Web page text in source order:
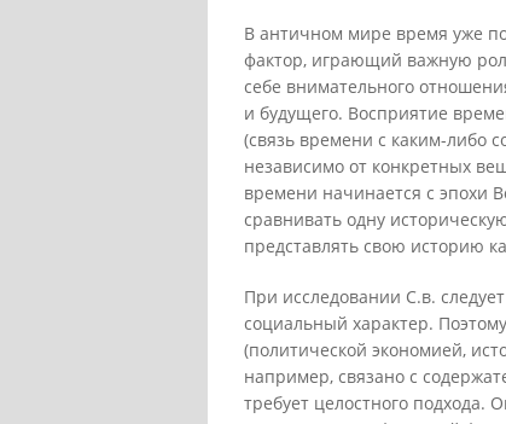
В античном мире время уже
фактор, играющий важную
себе внимательного
и будущего. Восприятие
(связь времени с каким-либо
независимо от конкретных
времени начинается с эпохи
сравнивать одну
представлять свою историю
При исследовании С.в.
социальный характер.
(политической экономией,
например, связано с
требует целостного подхода.